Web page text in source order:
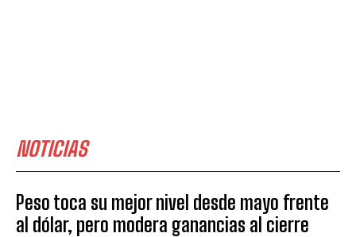
NOTICIAS
Peso toca su mejor nivel desde mayo frente
al dólar, pero modera ganancias al cierre